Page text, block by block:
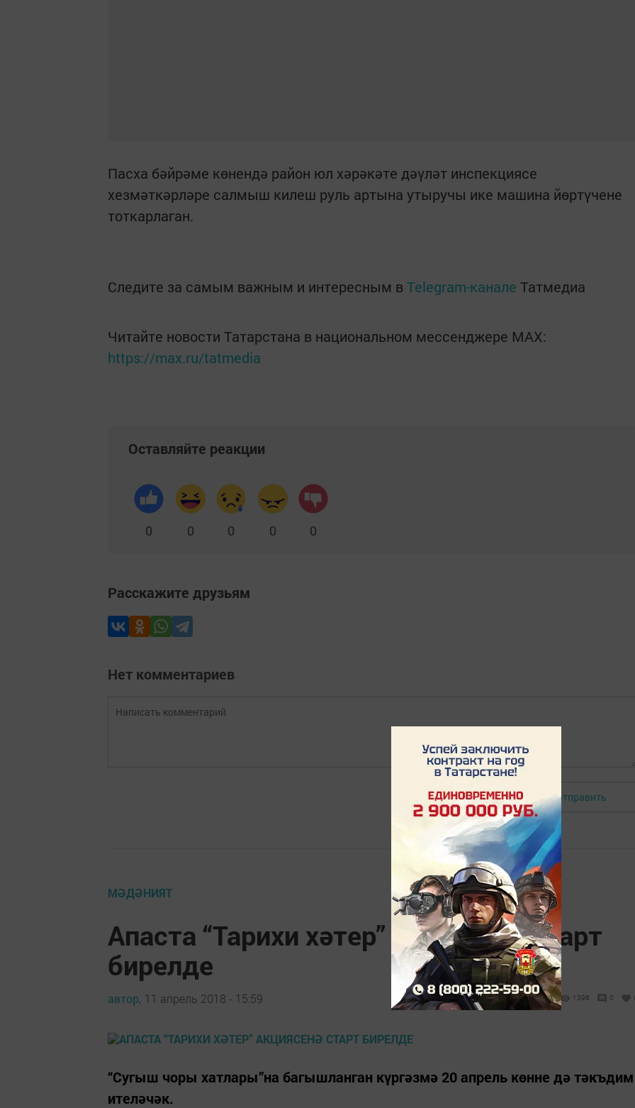
Пасха бәйрәме көнендә район юл хәрәкәте дәүләт инспекциясе
хезмәткәрләре салмыш килеш руль артына утыручы ике машина йөртүчене
тоткарлаган.
Следите за самым важным и интересным в Telegram-канале Татмедиа
Читайте новости Татарстана в национальном мессенджере MАХ:
https://max.ru/tatmedia
Оставляйте реакции
0 0 0 0 0
Расскажите друзьям
Нет комментариев
Авторизоваться Отправить
МӘДӘНИЯТ
Апаста “Тарихи хәтер” акциясенә старт
бирелде
автор, 11 апрель 2018 - 15:59 1396 0
“Сугыш чоры хатлары”на багышланган күргәзмә 20 апрель көнне дә тәкъдим
ителәчәк.